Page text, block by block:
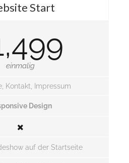
Start
einmalig
Kontakt, Impressum
Design
auf der Startseite